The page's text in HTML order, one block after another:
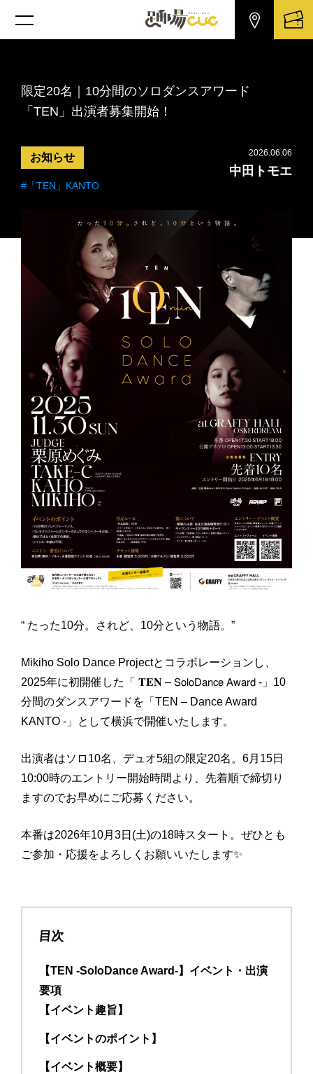
限定20名｜10分間のソロダンスアワード
「TEN」出演者募集開始！
お知らせ
#「TEN」KANTO
2026.06.06
中田トモエ
“ たった10分。されど、10分という物語。”
Mikiho Solo Dance Projectとコラボレーションし、
2025年に初開催した「 𝐓𝐄𝐍 – 𝖲𝗈𝗅𝗈𝖣𝖺𝗇𝖼𝖾 𝖠𝗐𝖺𝗋𝖽 -」10
分間のダンスアワードを「TEN – Dance Award
KANTO -」として横浜で開催いたします。
出演者はソロ10名、デュオ5組の限定20名。6月15日
10:00時のエントリー開始時間より、先着順で締切り
ますのでお早めにご応募ください。
本番は2026年10月3日(土)の18時スタート。ぜひとも
ご参加・応援をよろしくお願いいたします✨
目次
【TEN -SoloDance Award-】イベント・出演
要項
【イベント趣旨】
【イベントのポイント】
【イベント概要】